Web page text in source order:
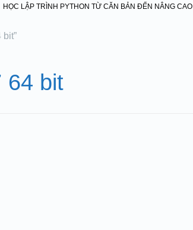
HỌC LẬP TRÌNH PYTHON TỪ CĂN BẢN ĐẾN NÂNG CAO
64 bit